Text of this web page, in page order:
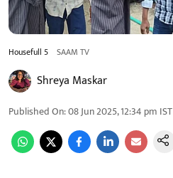
Housefull 5 SAAM TV
Shreya Maskar
Published On:08 Jun 2025, 12:34 pm IST